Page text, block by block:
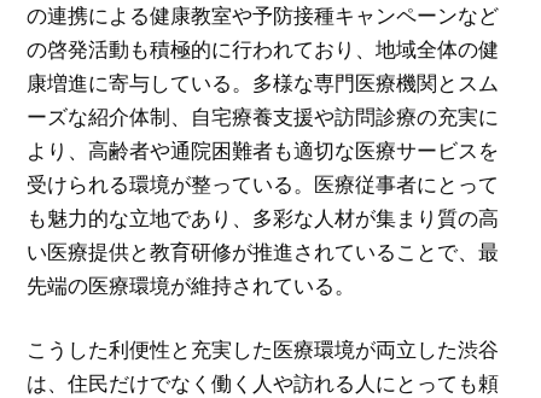
の連携による健康教室や予防接種キャンペーンなど
の啓発活動も積極的に行われており、地域全体の健
康増進に寄与している。多様な専門医療機関とスム
ーズな紹介体制、自宅療養支援や訪問診療の充実に
より、高齢者や通院困難者も適切な医療サービスを
受けられる環境が整っている。医療従事者にとって
も魅力的な立地であり、多彩な人材が集まり質の高
い医療提供と教育研修が推進されていることで、最
先端の医療環境が維持されている。
こうした利便性と充実した医療環境が両立した渋谷
は、住民だけでなく働く人や訪れる人にとっても頼